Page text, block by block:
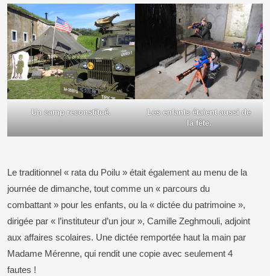
Un camp reconstitué.
Les enfants étaient aussi de
la fête.
Le traditionnel « rata du Poilu » était également au menu de la
journée de dimanche, tout comme un « parcours du
combattant » pour les enfants, ou la « dictée du patrimoine »,
dirigée par « l’instituteur d’un jour », Camille Zeghmouli, adjoint
aux affaires scolaires. Une dictée remportée haut la main par
Madame Mérenne, qui rendit une copie avec seulement 4
fautes !